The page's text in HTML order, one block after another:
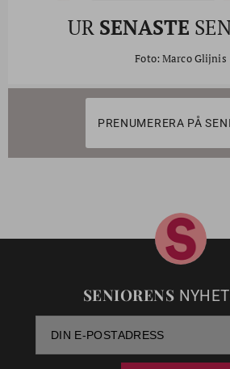
UR SENASTE
Foto: Marco Glijnis
PRENUMERERA PÅ
SENIORENS